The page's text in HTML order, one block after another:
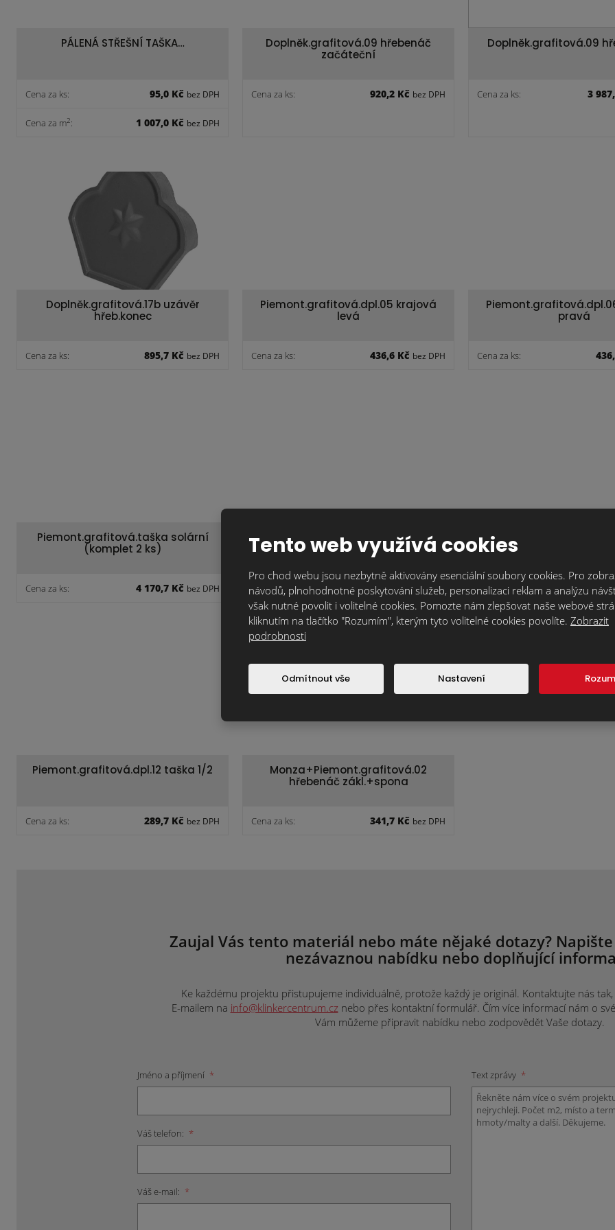
PÁLENÁ STŘEŠNÍ TAŠKA…
Cena za ks: 95,0 Kč bez DPH
Cena za m2: 1 007,0 Kč bez DPH
Doplněk.grafitová.09 hřebenáč
začáteční
Cena za ks: 920,2 Kč bez DPH
Doplněk.grafitová.09
Cena za ks: 3
Doplněk.grafitová.17b uzávěr
hřeb.konec
Cena za ks: 895,7 Kč bez DPH
Piemont.grafitová.dpl.05 krajová
levá
Cena za ks: 436,6 Kč bez DPH
pravá
Cena za ks:
Piemont.grafitová.taška solární
(komplet 2 ks)
Cena za ks: 4 170,7 Kč bez DPH
Piemont.grafitová.dpl.10 anténní
Cena za ks: 1 884,3 Kčbez DPH Cena za ks: 3
Piemont.grafitová.dpl.12 taška 1/2
Cena za ks: 289,7 Kč bez DPH
Monza+Piemont.grafitová.02
hřebenáč zákl.+spona
Cena za ks: 341,7 Kč bez DPH
Zaujal Vás tento materiál nebo máte nějaké dotazy?
nezávaznou nabídku nebo doplňující
Ke každému projektu přistupujeme individuálně, protože každý je originál. Kontaktujte nás
E-mailem na info@klinkercentrum.cz nebo přes kontaktní formulář. Čím více informací nám o
Vám můžeme připravit nabídku nebo zodpovědět Vaše dotazy.
Jméno a příjmení *
Váš telefon: *
Váš e-mail: *
Text zprávy *
Tento web využívá cookies
Pro chod webu jsou nezbytně aktivovány esenciální soubory cookies. Pro
návodů, plnohodnotné poskytování služeb, personalizaci reklam a analýzu
však nutné povolit i volitelné cookies. Pomozte nám zlepšovat naše webové
kliknutím na tlačítko "Rozumím", kterým tyto volitelné cookies povolíte. Zobrazit
podrobnosti
Odmítnout vše Nastavení